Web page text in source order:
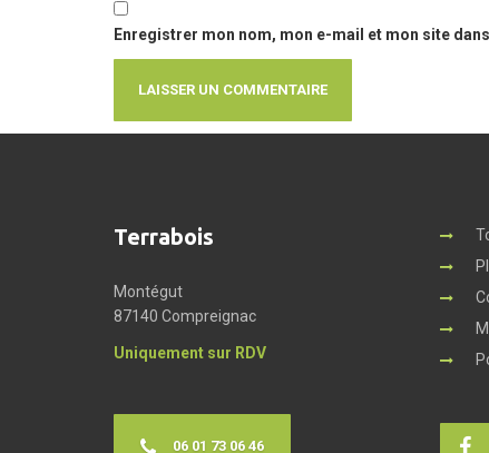
Enregistrer mon nom, mon e-mail et mon site
Terrabois
Montégut
87140 Compreignac
Uniquement sur RDV
06 01 73 06 46